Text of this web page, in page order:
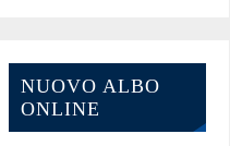
NUOVO ALBO
ONLINE